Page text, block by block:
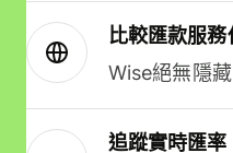
比較匯款服務
Wise絕無隱
追蹤實時匯率